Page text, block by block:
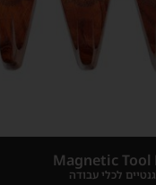
Magnetic Tool
לכלי עבודה